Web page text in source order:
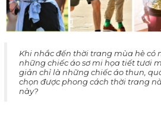
​Khi nhắc đến thời trang mùa hè có
những chiếc áo sơ mi họa tiết tươi
giản chỉ là những chiếc áo thun,
chọn được phong cách thời trang
này?